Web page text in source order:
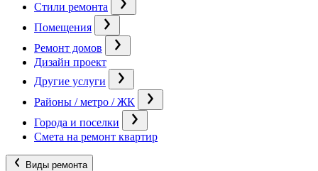
Стили ремонта
Помещения
Ремонт домов
Дизайн проект
Другие услуги
Районы / метро / ЖК
Города и поселки
Смета на ремонт квартир
Виды ремонта